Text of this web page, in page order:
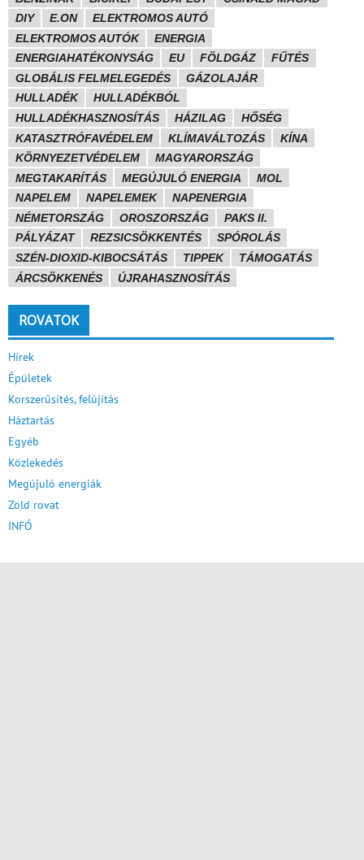
DIY
E.ON
ELEKTROMOS AUTÓ
ELEKTROMOS AUTÓK
ENERGIA
ENERGIAHATÉKONYSÁG
EU FÖLDGÁZ
FŰTÉS
GLOBÁLIS FELMELEGEDÉS
GÁZOLAJÁR
HULLADÉK
HULLADÉKBÓL
HULLADÉKHASZNOSÍTÁS
HÁZILAG
HŐSÉG
KATASZTRÓFAVÉDELEM
KLÍMAVÁLTOZÁS
KÍNA
KÖRNYEZETVÉDELEM
MAGYARORSZÁG
MEGTAKARÍTÁS
MEGÚJULÓ ENERGIA
MOL
NAPELEM
NAPELEMEK
NAPENERGIA
NÉMETORSZÁG
OROSZORSZÁG
PAKS II.
PÁLYÁZAT
REZSICSÖKKENTÉS
SPÓROLÁS
SZÉN-DIOXID-KIBOCSÁTÁS
TIPPEK
TÁMOGATÁS
ÁRCSÖKKENÉS
ÚJRAHASZNOSÍTÁS
ROVATOK
Hírek
Épületek
Korszerűsítés, felújítás
Háztartás
Egyéb
Közlekedés
Megújuló energiák
Zöld rovat
INFÓ